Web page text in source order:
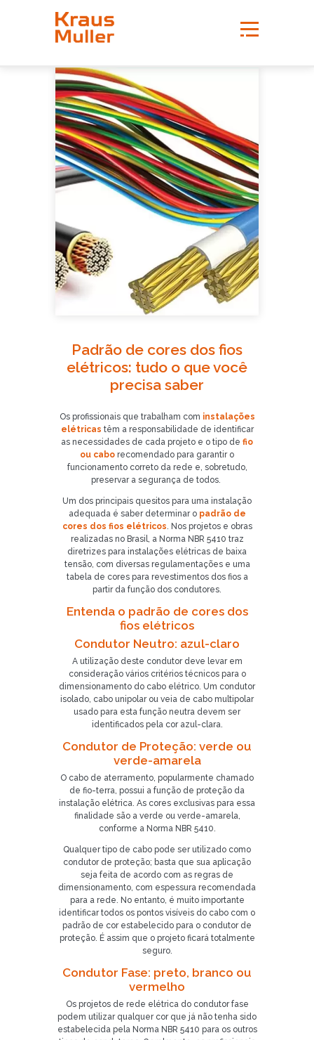
Padrão de cores dos fios
elétricos: tudo o que você
precisa saber
Os profissionais que trabalham com instalações
elétricas têm a responsabilidade de identificar
as necessidades de cada projeto e o tipo de fio
ou cabo recomendado para garantir o
funcionamento correto da rede e, sobretudo,
preservar a segurança de todos.
Um dos principais quesitos para uma instalação
adequada é saber determinar o padrão de
cores dos fios elétricos. Nos projetos e obras
realizadas no Brasil, a Norma NBR 5410 traz
diretrizes para instalações elétricas de baixa
tensão, com diversas regulamentações e uma
tabela de cores para revestimentos dos fios a
partir da função dos condutores.
Entenda o padrão de cores dos
fios elétricos
Condutor Neutro: azul-claro
A utilização deste condutor deve levar em
consideração vários critérios técnicos para o
dimensionamento do cabo elétrico. Um condutor
isolado, cabo unipolar ou veia de cabo multipolar
usado para esta função neutra devem ser
identificados pela cor azul-clara.
Condutor de Proteção: verde ou
verde-amarela
O cabo de aterramento, popularmente chamado
de fio-terra, possui a função de proteção da
instalação elétrica. As cores exclusivas para essa
finalidade são a verde ou verde-amarela,
conforme a Norma NBR 5410.
Qualquer tipo de cabo pode ser utilizado como
condutor de proteção; basta que sua aplicação
seja feita de acordo com as regras de
dimensionamento, com espessura recomendada
para a rede. No entanto, é muito importante
identificar todos os pontos visíveis do cabo com o
padrão de cor estabelecido para o condutor de
proteção. É assim que o projeto ficará totalmente
seguro.
Condutor Fase: preto, branco ou
vermelho
Os projetos de rede elétrica do condutor fase
podem utilizar qualquer cor que já não tenha sido
estabelecida pela Norma NBR 5410 para os outros